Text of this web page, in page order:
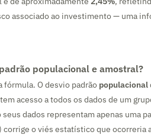
associado ao investimento — uma
populacional e amostral?
fórmula. O desvio padrão populacional
acesso a todos os dados de um
dados representam apenas uma
o viés estatístico que ocorreria